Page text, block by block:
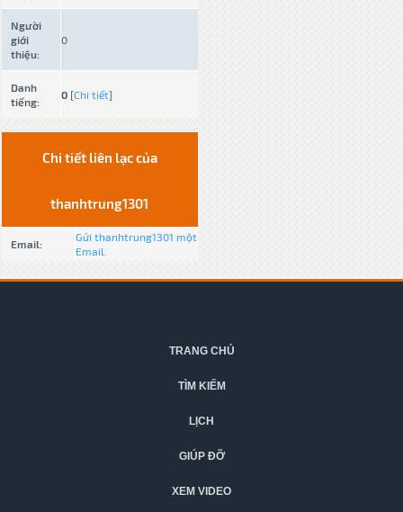
Người
giới
thiệu:
0
Danh
tiếng:
0 [Chi tiết]
Chi tiết liên lạc của
thanhtrung1301
Email:
Gửi thanhtrung1301 một
Email.
TRANG CHỦ
TÌM KIẾM
LỊCH
GIÚP ĐỠ
XEM VIDEO